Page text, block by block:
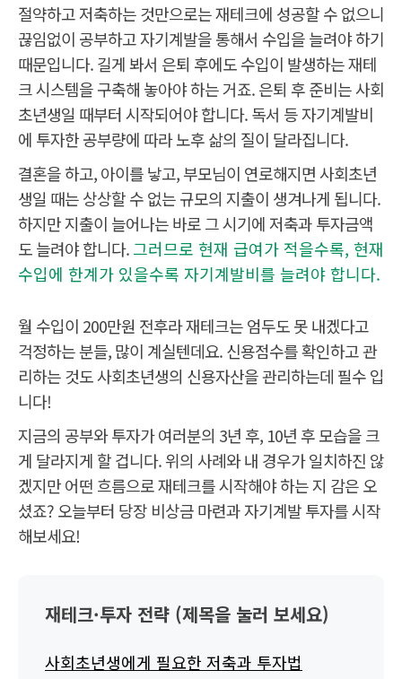
절약하고 저축하는 것만으로는 재테크에 성공할 수 없으니
끊임없이 공부하고 자기계발을 통해서 수입을 늘려야 하기
때문입니다. 길게 봐서 은퇴 후에도 수입이 발생하는 재테
크 시스템을 구축해 놓아야 하는 거죠. 은퇴 후 준비는 사회
초년생일 때부터 시작되어야 합니다. 독서 등 자기계발비
에 투자한 공부량에 따라 노후 삶의 질이 달라집니다.
결혼을 하고, 아이를 낳고, 부모님이 연로해지면 사회초년
생일 때는 상상할 수 없는 규모의 지출이 생겨나게 됩니다.
하지만 지출이 늘어나는 바로 그 시기에 저축과 투자금액
도 늘려야 합니다.그러므로 현재 급여가 적을수록, 현재
수입에 한계가 있을수록 자기계발비를 늘려야 합니다.
월 수입이 200만원 전후라 재테크는 엄두도 못 내겠다고
걱정하는 분들, 많이 계실텐데요. 신용점수를 확인하고 관
리하는 것도 사회초년생의 신용자산을 관리하는데 필수 입
니다!
지금의 공부와 투자가 여러분의 3년 후, 10년 후 모습을 크
게 달라지게 할 겁니다. 위의 사례와 내 경우가 일치하진 않
겠지만 어떤 흐름으로 재테크를 시작해야 하는 지 감은 오
셨죠? 오늘부터 당장 비상금 마련과 자기계발 투자를 시작
해보세요!
재테크·투자 전략 (제목을 눌러 보세요)
사회초년생에게 필요한 저축과 투자법